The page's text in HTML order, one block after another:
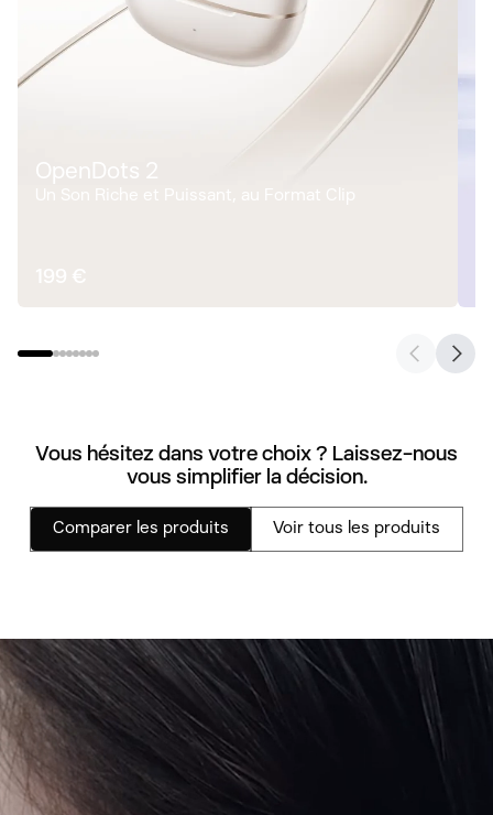
OpenDots 2
Vous hésitez dans votre choix ? Laissez-nous
vous simplifier la décision.
Comparer les produits Voir tous les produits